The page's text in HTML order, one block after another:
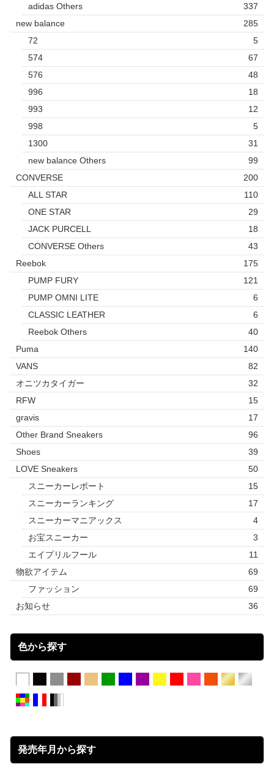
adidas Others
337
new balance
285
72
5
574
67
576
48
996
18
993
12
998
5
1300
31
new balance Others
99
CONVERSE
200
ALL STAR
110
ONE STAR
29
JACK PURCELL
18
CONVERSE Others
43
Reebok
175
PUMP FURY
121
PUMP OMNI LITE
6
CLASSIC LEATHER
6
Reebok Others
40
Puma
140
VANS
82
オニツカタイガー
32
RFW
15
gravis
17
Other Brand Sneakers
96
Shoes
39
LOVE Sneakers
50
スニーカーレポート
15
スニーカーランキング
17
スニーカーマニアックス
4
お宝スニーカー
3
エイプリルフール
11
物欲アイテム
69
ファッション
69
お知らせ
36
色から探す
発売年月から探す